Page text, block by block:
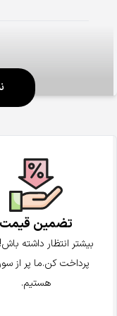
تضمین قیمت
بیشتر انتظار داشته
پرداخت کن.ما پر از
هستیم.